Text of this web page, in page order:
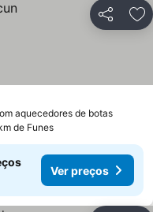
Partilhar
aquecedores de botasVer
de Funes
Ver preços